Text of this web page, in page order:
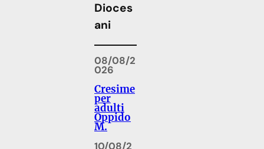
Dioces
ani
08/08/2
026
Cresime
per
adulti
Oppido
M.
10/08/2